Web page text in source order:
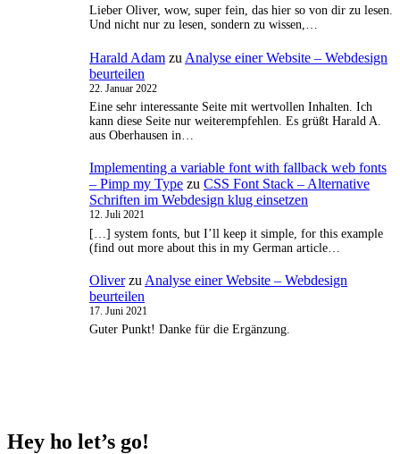
Lieber Oliver, wow, super fein, das hier so von dir zu lesen.
Und nicht nur zu lesen, sondern zu wissen,…
Harald Adam zu Analyse einer Website – Webdesign
beurteilen
22. Januar 2022
Eine sehr interessante Seite mit wertvollen Inhalten. Ich
kann diese Seite nur weiterempfehlen. Es grüßt Harald A.
aus Oberhausen in…
Implementing a variable font with fallback web fonts
– Pimp my Type zu CSS Font Stack – Alternative
Schriften im Webdesign klug einsetzen
12. Juli 2021
[…] system fonts, but I’ll keep it simple, for this example
(find out more about this in my German article…
Oliverzu Analyse einer Website – Webdesign
beurteilen
17. Juni 2021
Guter Punkt! Danke für die Ergänzung.
Hey ho let’s go!